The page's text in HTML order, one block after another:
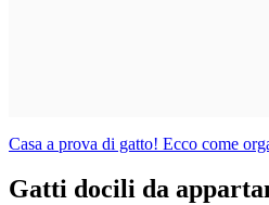
Casa a prova di gatto! Ecco come
Gatti docili da